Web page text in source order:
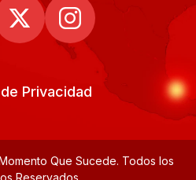
Privacidad
Que Sucede. Todos los